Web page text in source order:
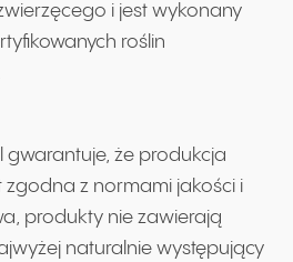
i jest wykonany
roślin
gwarantuje, że produkcja
zgodna z normami jakości i
produkty nie zawierają
naturalnie występujący